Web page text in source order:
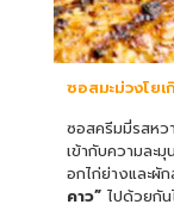
ซอสมะม่วงโยเ
ซอสครีมมี่รสหว
เข้ากับความละ
อกไก่ย่างและผั
คาว”ไปด้วยกัน